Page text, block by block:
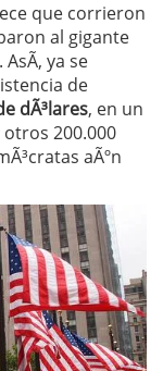
que corrieron
al gigante
. AsÃ­, ya se
de
dÃ³lares, en un
200.000
aÃºn